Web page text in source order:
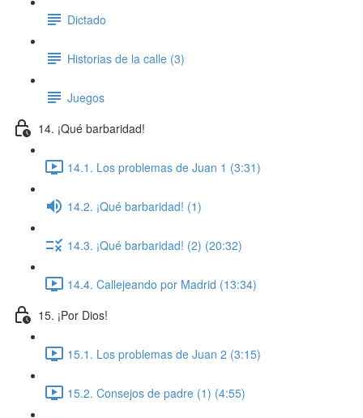
Dictado
Historias de la calle (3)
Juegos
14. ¡Qué barbaridad!
14.1. Los problemas de Juan 1 (3:31)
14.2. ¡Qué barbaridad! (1)
14.3. ¡Qué barbaridad! (2) (20:32)
14.4. Callejeando por Madrid (13:34)
15. ¡Por Dios!
15.1. Los problemas de Juan 2 (3:15)
15.2. Consejos de padre (1) (4:55)